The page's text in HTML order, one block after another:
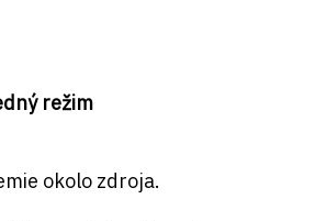
režim
okolo zdroja.